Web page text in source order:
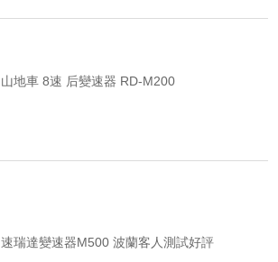
山地車 8速 后變速器 RD-M200
速瑞達變速器M500 波蘭客人測試好評